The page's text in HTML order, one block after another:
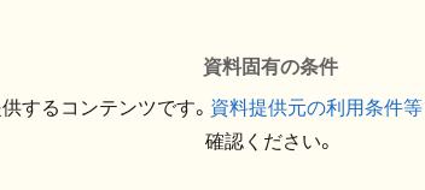
資料固有の条件
するコンテンツです。 資料提供元の利用条件等
確認ください。